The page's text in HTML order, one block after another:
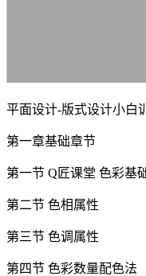
平面设计-版式设计小白
第一章基础章节
第一节 Q匠课堂 色彩基
第二节 色相属性
第三节 色调属性
第四节 色彩数量配色法